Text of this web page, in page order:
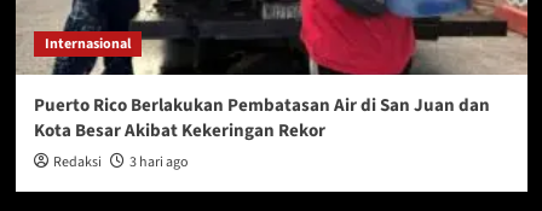
Internasional
Puerto Rico Berlakukan Pembatasan Air di San Juan dan
Kota Besar Akibat Kekeringan Rekor
Redaksi 3 hari ago